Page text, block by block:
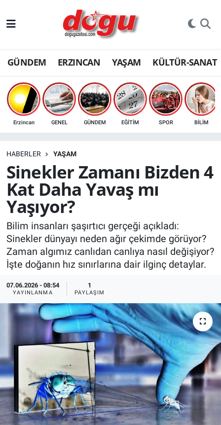
GÜNDEM ERZINCAN YAŞAM KÜLTÜR-SANAT
Erzincan GENEL GÜNDEM EĞİTİM SPOR BİLİM
HABERLER YAŞAM
Sinekler Zamanı Bizden 4
Kat Daha Yavaş mı
Yaşıyor?
Bilim insanları şaşırtıcı gerçeği açıkladı:
Sinekler dünyayı neden ağır çekimde görüyor?
Zaman algımız canlıdan canlıya nasıl değişiyor?
İşte doğanın hız sınırlarına dair ilginç detaylar.
07.06.2026 - 08:54
YAYINLANMA
1
PAYLAŞIM
ERZINCAN
GÜNDEM
ERZİNCAN FOTOĞRAFLARI
SAĞLIK
EKONOMİ
Bilim, teknoloji
GENEL
KÜLTÜR-SANAT
Yerel Haber
Politika
SPOR
YAŞAM
RESMİ İLAN